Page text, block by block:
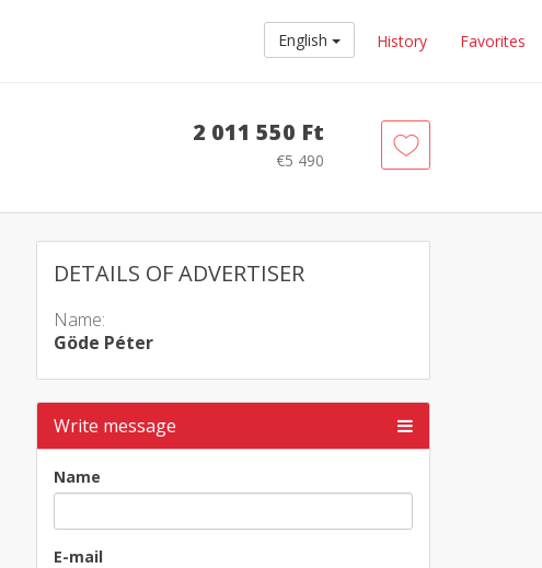
English History Favorites
2 011 550 Ft
€5 490
DETAILS OF ADVERTISER
Name:
Göde Péter
Write message
Name
E-mail